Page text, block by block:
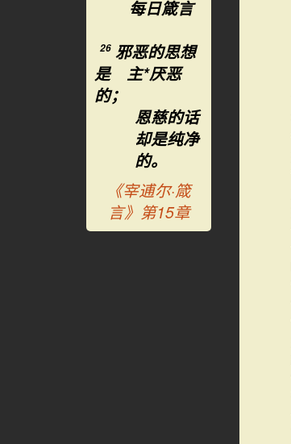
每日箴言
26 邪恶的思想
是 主*厌恶
的；
恩慈的话
却是纯净
的。
《宰逋尔·箴
言》第15章